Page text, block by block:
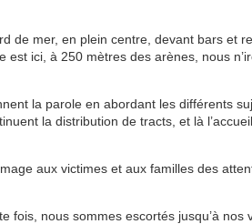
de mer, en plein centre, devant bars et
est ici, à 250 mètres des arènes, nous
la parole en abordant les différents
la distribution de tracts, et là
aux victimes et aux familles des
fois, nous sommes escortés jusqu’à